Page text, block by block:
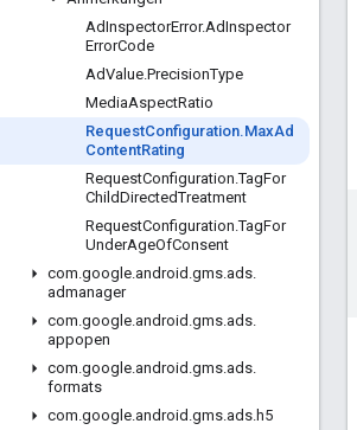
AdInspectorError.AdInspector
ErrorCode
AdValue.PrecisionType
MediaAspectRatio
RequestConfiguration.MaxAd
ContentRating
RequestConfiguration.TagFor
ChildDirectedTreatment
RequestConfiguration.TagFor
UnderAgeOfConsent
com.google.android .gms.ads.
admanager
com.google.android .gms.ads.
appopen
com.google.android .gms.ads.
formats
com.google.android .gms.ads.h5